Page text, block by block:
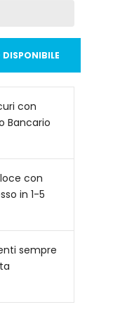
con
Bancario
con
in 1-5
sempre